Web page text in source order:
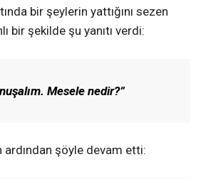
bir şeylerin yattığını sezen
bir şekilde şu yanıtı verdi:
Mesele nedir?”
ardından şöyle devam etti: